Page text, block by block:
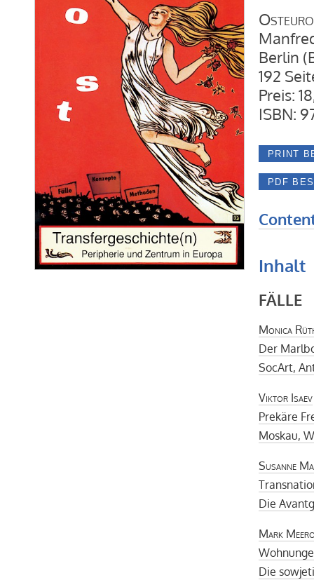
Berlin
192
Preis:
ISBN:
Inhalt
FÄLLE
Monica
Der
SocArt,
Viktor Isaev
Prekäre
Moskau,
Susanne
Die
Mark
Die